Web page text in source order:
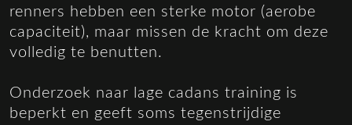
renners hebben een sterke motor (aerobe
capaciteit), maar missen de kracht om deze
volledig te benutten.
Onderzoek naar lage cadans training is
beperkt en geeft soms tegenstrijdige